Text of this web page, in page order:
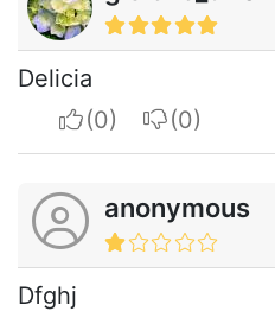
Delicia
I apreciateI do not
anonymous
Dfghj